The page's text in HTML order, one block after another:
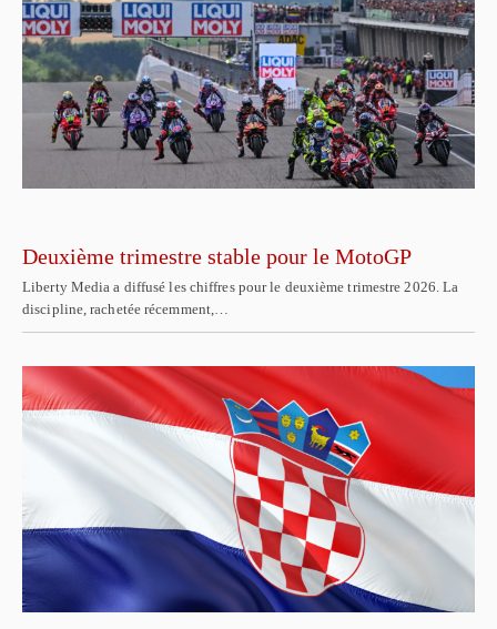
Deuxième trimestre stable pour le MotoGP
Liberty Media a diffusé les chiffres pour le deuxième trimestre 2026. La
discipline, rachetée récemment,…